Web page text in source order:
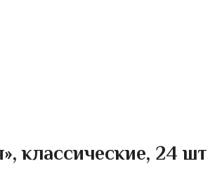
классические, 24 шт